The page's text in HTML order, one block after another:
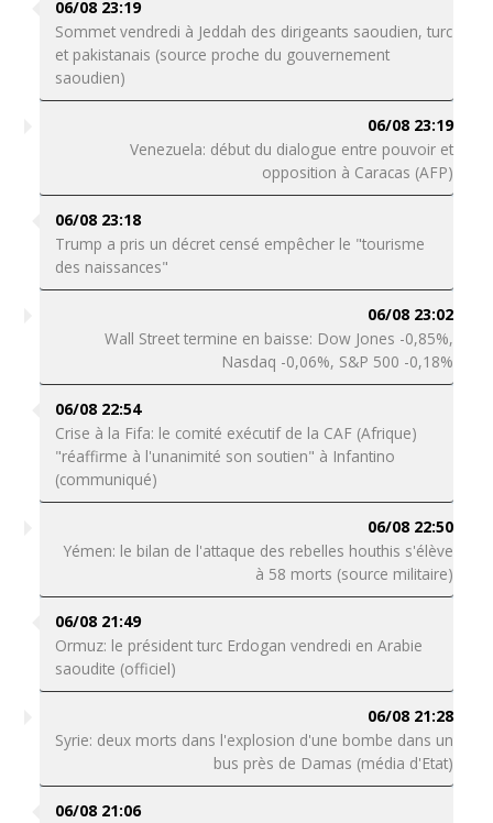
06/08 23:19
Sommet vendredi à Jeddah des dirigeants saoudien, turc
et pakistanais (source proche du gouvernement
saoudien)
06/08 23:19
Venezuela: début du dialogue entre pouvoir et
opposition à Caracas (AFP)
06/08 23:18
Trump a pris un décret censé empêcher le "tourisme
des naissances"
06/08 23:02
Wall Street termine en baisse: Dow Jones -0,85%,
Nasdaq -0,06%, S&P 500 -0,18%
06/08 22:54
Crise à la Fifa: le comité exécutif de la CAF (Afrique)
"réaffirme à l'unanimité son soutien" à Infantino
(communiqué)
06/08 22:50
Yémen: le bilan de l'attaque des rebelles houthis s'élève
à 58 morts (source militaire)
06/08 21:49
Ormuz: le président turc Erdogan vendredi en Arabie
saoudite (officiel)
06/08 21:28
Syrie: deux morts dans l'explosion d'une bombe dans un
bus près de Damas (média d'Etat)
06/08 21:06